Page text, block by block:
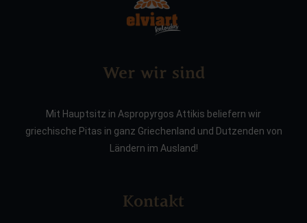
Wer wir sind
Mit Hauptsitz in Aspropyrgos Attikis beliefern wir
griechische Pitas in ganz Griechenland und Dutzenden von
Ländern im Ausland!
Kontakt